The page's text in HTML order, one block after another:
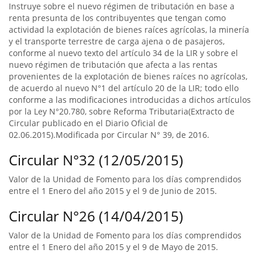
Instruye sobre el nuevo régimen de tributación en base a
renta presunta de los contribuyentes que tengan como
actividad la explotación de bienes raíces agrícolas, la minería
y el transporte terrestre de carga ajena o de pasajeros,
conforme al nuevo texto del artículo 34 de la LIR y sobre el
nuevo régimen de tributación que afecta a las rentas
provenientes de la explotación de bienes raíces no agrícolas,
de acuerdo al nuevo N°1 del artículo 20 de la LIR; todo ello
conforme a las modificaciones introducidas a dichos artículos
por la Ley N°20.780, sobre Reforma Tributaria(Extracto de
Circular publicado en el Diario Oficial de
02.06.2015).Modificada por Circular N° 39, de 2016.
Circular N°32 (12/05/2015)
Valor de la Unidad de Fomento para los días comprendidos
entre el 1 Enero del año 2015 y el 9 de Junio de 2015.
Circular N°26 (14/04/2015)
Valor de la Unidad de Fomento para los días comprendidos
entre el 1 Enero del año 2015 y el 9 de Mayo de 2015.